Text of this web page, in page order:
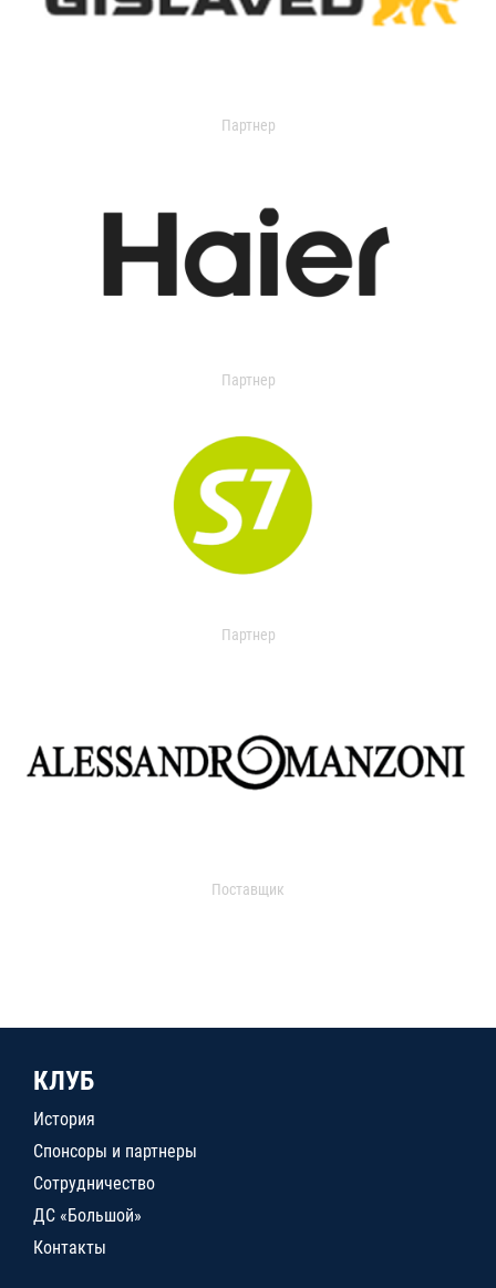
Партнер
Партнер
Партнер
Поставщик
КЛУБ
История
Спонсоры и партнеры
Сотрудничество
ДС «Большой»
Контакты